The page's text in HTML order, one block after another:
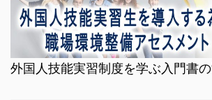
外国人技能実習制度を学ぶ入門書の